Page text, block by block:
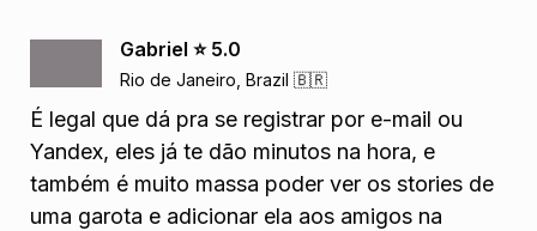
Gabriel ⭐️ 5.0
Rio de Janeiro, Brazil 🇧🇷
É legal que dá pra se registrar por e-mail ou
Yandex, eles já te dão minutos na hora, e
também é muito massa poder ver os stories de
uma garota e adicionar ela aos amigos na